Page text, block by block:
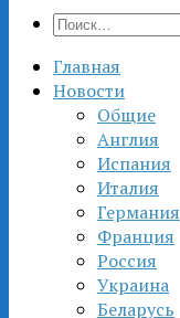
Найти:
Главная
Новости
Общие
Англия
Испания
Италия
Германия
Франция
Россия
Украина
Беларусь